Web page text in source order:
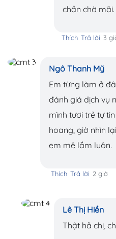
chần chờ
Thích Trả lời 3
Ngô Thanh Mỹ
Em từng làm ở
đánh giá dịch vụ
mình tươi trẻ tự
hoang, giờ nhìn
em mê lắm luôn.
Thích Trả lời 2 giờ
Lê Thị Hiền
Thật hả chị,